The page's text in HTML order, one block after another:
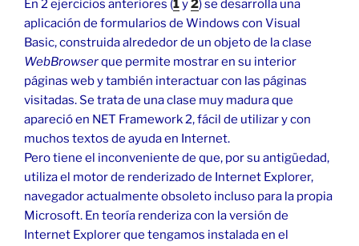
En 2 ejercicios anteriores (1y2) se desarrolla una
aplicación de formularios de Windows con Visual
Basic, construida alrededor de un objeto de la clase
WebBrowserque permite mostrar en su interior
páginas web y también interactuar con las páginas
visitadas. Se trata de una clase muy madura que
apareció en NET Framework 2, fácil de utilizar y con
muchos textos de ayuda en Internet.
Pero tiene el inconveniente de que, por su antigüedad,
utiliza el motor de renderizado de Internet Explorer,
navegador actualmente obsoleto incluso para la propia
Microsoft. En teoría renderiza con la versión de
Internet Explorer que tengamos instalada en el